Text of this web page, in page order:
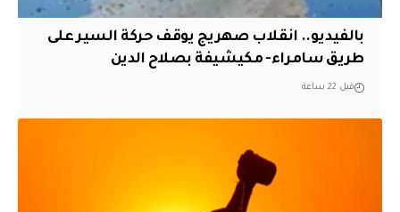
بالفيديو.. انقلاب صهريج يوقف حركة السير على
طريق سامراء- مكيشيفة بصلاح الدين
قبل 22 ساعة